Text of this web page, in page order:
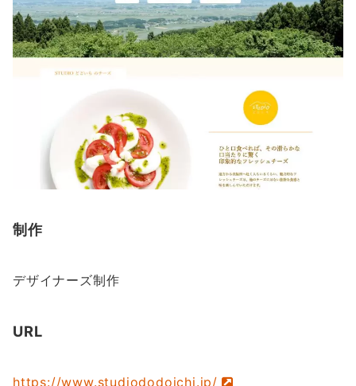
制作
デザイナーズ制作
URL
https://www.studiododoichi.jp/